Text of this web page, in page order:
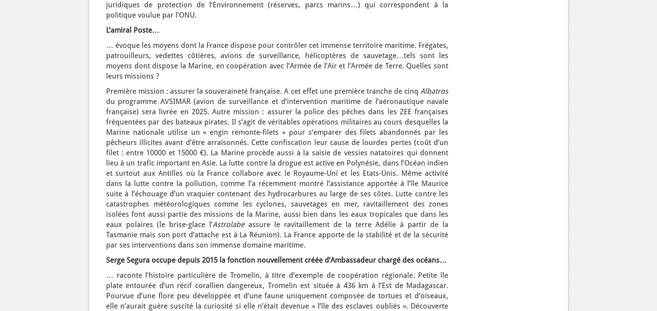
juridiques de protection de l’Environnement (réserves, parcs marins…) qui correspondent à la
politique voulue par l’ONU.
L’amiral Poste…
… évoque les moyens dont la France dispose pour contrôler cet immense territoire maritime. Frégates,
patrouilleurs, vedettes côtières, avions de surveillance, hélicoptères de sauvetage…tels sont les
moyens dont dispose la Marine, en coopération avec l’Armée de l’Air et l’Armée de Terre. Quelles sont
leurs missions ?
Première mission : assurer la souveraineté française. A cet effet une première tranche de cinq Albatros
du programme AVSIMAR (avion de surveillance et d’intervention maritime de l’aéronautique navale
française) sera livrée en 2025. Autre mission : assurer la police des pêches dans les ZEE françaises
fréquentées par des bateaux pirates. Il s’agit de véritables opérations militaires au cours desquelles la
Marine nationale utilise un « engin remonte-filets » pour s’emparer des filets abandonnés par les
pêcheurs illicites avant d’être arraisonnés. Cette confiscation leur cause de lourdes pertes (coût d’un
filet : entre 10000 et 15000 €). La Marine procède aussi à la saisie de vessies natatoires qui donnent
lieu à un trafic important en Asie. La lutte contre la drogue est active en Polynésie, dans l’Océan indien
et surtout aux Antilles où la France collabore avec le Royaume-Uni et les Etats-Unis. Même activité
dans la lutte contre la pollution, comme l’a récemment montré l’assistance apportée à l’île Maurice
suite à l’échouage d’un vraquier contenant des hydrocarbures au large de ses côtes. Lutte contre les
catastrophes météorologiques comme les cyclones, sauvetages en mer, ravitaillement des zones
isolées font aussi partie des missions de la Marine, aussi bien dans les eaux tropicales que dans les
eaux polaires (le brise-glace l’Astrolabe assure le ravitaillement de la terre Adélie à partir de la
Tasmanie mais son port d’attache est à La Réunion). La France apporte de la stabilité et de la sécurité
par ses interventions dans son immense domaine maritime.
Serge Segura occupe depuis 2015 la fonction nouvellement créée d’Ambassadeur chargé des océans…
… raconte l’histoire particulière de Tromelin, à titre d’exemple de coopération régionale. Petite île
plate entourée d’un récif corallien dangereux, Tromelin est située à 436 km à l’Est de Madagascar.
Pourvue d’une flore peu développée et d’une faune uniquement composée de tortues et d’oiseaux,
elle n’aurait guère suscité la curiosité si elle n’était devenue « l’île des esclaves oubliés ». Découverte